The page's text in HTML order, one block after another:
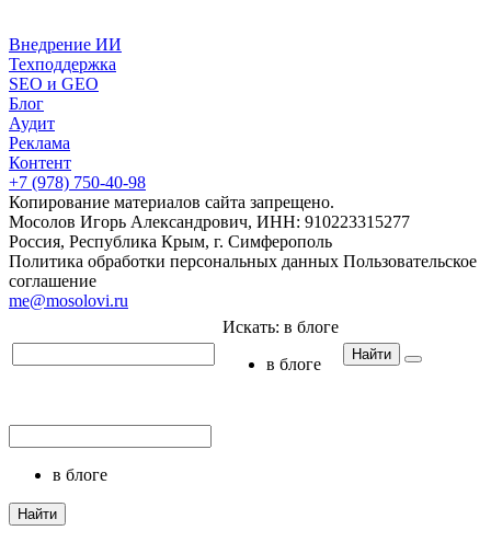
Внедрение ИИ
Техподдержка
SEO и GEO
Блог
Аудит
Реклама
Контент
+7 (978) 750-40-98
Копирование материалов сайта запрещено.
Мосолов Игорь Александрович, ИНН: 910223315277
Россия, Республика Крым, г. Симферополь
Политика обработки персональных данных Пользовательское
соглашение
me@mosolovi.ru
Искать: в блоге
в блоге
Найти
в блоге
Найти